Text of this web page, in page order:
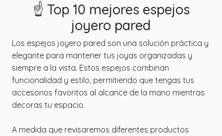
☝️ Top 10 mejores espejos
joyero pared
Los espejos joyero pared son una solución práctica y
elegante para mantener tus joyas organizadas y
siempre a la vista. Estos espejos combinan
funcionalidad y estilo, permitiendo que tengas tus
accesorios favoritos al alcance de la mano mientras
decoras tu espacio.
A medida que revisaremos diferentes productos